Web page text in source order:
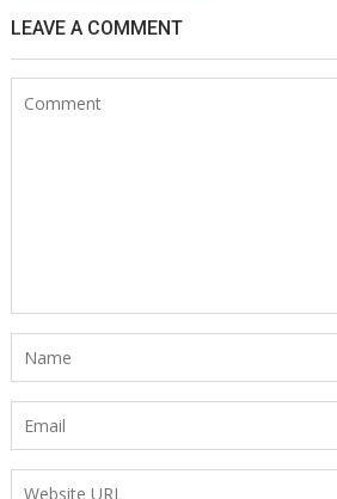
LEAVE A COMMENT